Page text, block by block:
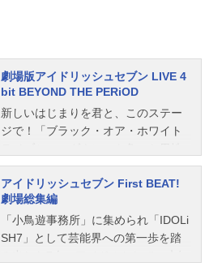
製作委員会(C)BNOI/アイナナ製作委
員会TVアニメ『アイドリッシュセブ
ン』公式サイトTVアニメ『アイド
リ...
リッシュセブン』公式X（Twitte
r） 「アイドリッシュセブン拮抗のク
ォーター」のグッズを探す
て見るすべてのモノにワクワクでド
キドキなモフモフたちによる、楽し
くて、真剣で、小さな大冒険がはじ
まる。作品名こまどりモフモフパレ
ードシリーズアイドリッシュセブン
列6局ネットにてキャストモフリク：
小野賢章モフイオ：増田俊樹モフヤ
マ：白井悠介モフミツ：代永翼モフ
タマ：KENNモフソウ：阿部敦モフナ
ギ：江口拓也モフガク：羽多野渉モ
劇場版アイドリッシュセブン LIVE 4
bit BEYOND THE PERiOD
新しいはじまりを君と、このステー
ジで！「ブラック・オア・ホワイト
アイドル界のトップランナーによる
夢のライブが5月に開催！IDOLiSH
7・TRIGGER・Re:vale・ŹOOĻそれ
ぞれ異なる魅力を持つ4組のグループ
が一堂に会し、壮大なライブエンタ
アイドリッシュセブン First BEAT!
劇場総集編
「小鳥遊事務所」に集められ「IDOLi
SH7」として芸能界への第一歩を踏